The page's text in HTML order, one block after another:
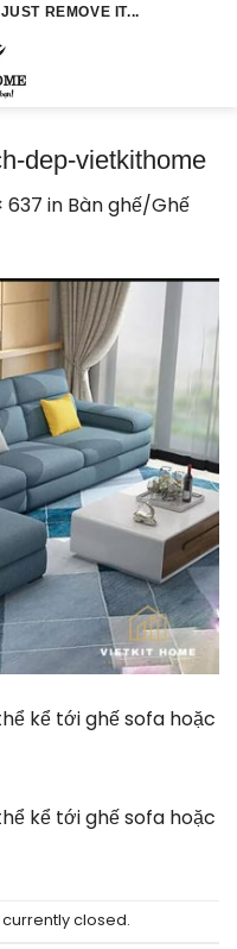
REMOVE IT...
dep-vietkithome
637 in Bàn ghế/Ghế
kể tới ghế sofa hoặc
kể tới ghế sofa hoặc
closed.